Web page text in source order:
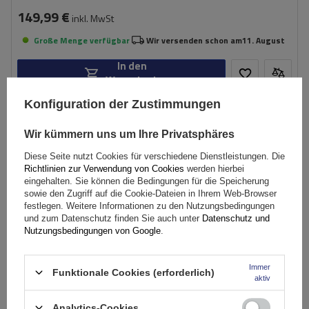
149,99 € inkl. MwSt
Große Menge verfügbar Wir versenden schon am11. August
In den
Warenkorb
Konfiguration der Zustimmungen
Wir kümmern uns um Ihre Privatsphäres
Diese Seite nutzt Cookies für verschiedene Dienstleistungen. Die
Richtlinien zur Verwendung von Cookies werden hierbei
eingehalten. Sie können die Bedingungen für die Speicherung
sowie den Zugriff auf die Cookie-Dateien in Ihrem Web-Browser
festlegen. Weitere Informationen zu den Nutzungsbedingungen
und zum Datenschutz finden Sie auch unter Datenschutz und
Nutzungsbedingungen von Google
Funktionale Cookies (erforderlich)
Immer
aktiv